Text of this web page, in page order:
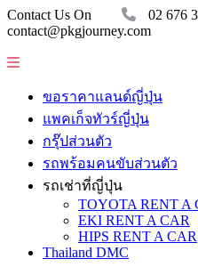
Contact Us On
02 676
contact@pkgjourney.com
ขอราคาแลนด์ญี่ปุ่น
แพคเก็จทัวร์ญี่ปุ่น
กรุ๊ปส่วนตัว
รถพร้อมคนขับส่วนตัว
รถเช่าที่ญี่ปุ่น
TOYOTA RENT A
EKI RENT A CAR
HIPS RENT A CAR
Thailand DMC